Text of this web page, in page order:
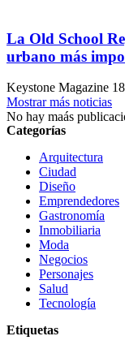
La Old School
urbano más
Keystone Magazine
Mostrar más noticias
No hay maás
Categorías
Arquitectura
Ciudad
Diseño
Emprendedores
Gastronomía
Inmobiliaria
Moda
Negocios
Personajes
Salud
Tecnología
Etiquetas